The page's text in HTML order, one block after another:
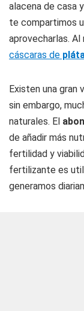
alacena de casa
te compartimos
aprovecharlas.
cáscaras de
Existen una gran
sin embargo,
naturales. El
de añadir más
fertilidad y
fertilizante es
generamos